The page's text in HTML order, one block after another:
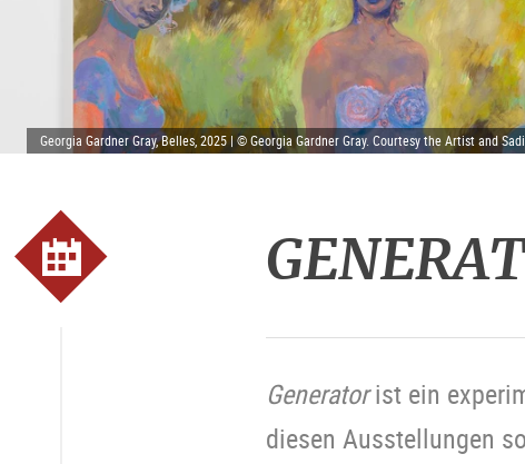
Georgia Gardner Gray, Belles, 2025 | © Georgia Gardner Gray. Courtesy the Artist and
Generatorist ein
diesen Ausstellungen